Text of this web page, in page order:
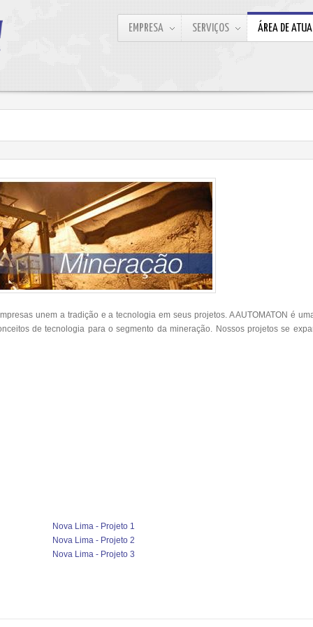
EMPRESA SERVIÇOS ÁREA DE
unem a tradição e a tecnologia em seus projetos. A AUTOMATON é
de tecnologia para o segmento da mineração. Nossos projetos se
Nova Lima - Projeto 1
Nova Lima - Projeto 2
Nova Lima - Projeto 3